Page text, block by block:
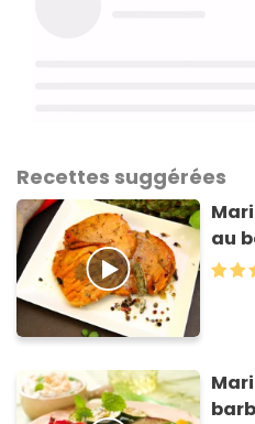
Recettes suggérées
au